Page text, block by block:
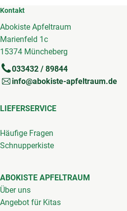
Kontakt
Abokiste Apfeltraum
Marienfeld 1c
15374 Müncheberg
033432 / 89844
info@abokiste-apfeltraum.de
LIEFERSERVICE
Häufige Fragen
Schnupperkiste
ABOKISTE APFELTRAUM
Über uns
Angebot für Kitas